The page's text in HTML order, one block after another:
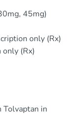
45mg)
only (Rx)
only (Rx)
Tolvaptan in